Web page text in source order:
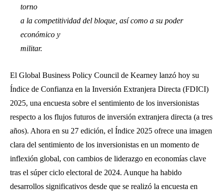
torno
a la competitividad del bloque, así como a su poder
económico y
militar.
El Global Business Policy Council de Kearney lanzó hoy su
Índice de Confianza en la Inversión Extranjera Directa (FDICI)
2025, una encuesta sobre el sentimiento de los inversionistas
respecto a los flujos futuros de inversión extranjera directa (a tres
años). Ahora en su 27 edición, el Índice 2025 ofrece una imagen
clara del sentimiento de los inversionistas en un momento de
inflexión global, con cambios de liderazgo en economías clave
tras el súper ciclo electoral de 2024. Aunque ha habido
desarrollos significativos desde que se realizó la encuesta en